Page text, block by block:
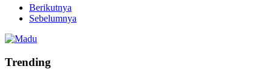
Berikutnya
Sebelumnya
Trending